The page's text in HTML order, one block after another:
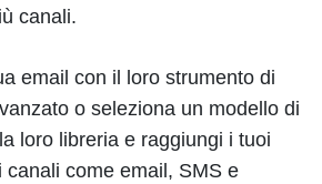
canali.
email con il loro strumento di
o seleziona un modello di
loro libreria e raggiungi i tuoi
canali come email, SMS e